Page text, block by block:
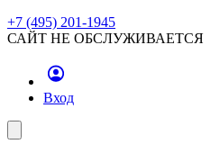
+7 (495) 201-1945
САЙТ НЕ ОБСЛУЖИВАЕТСЯ
Вход